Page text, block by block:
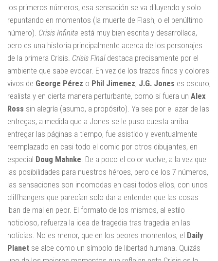
los primeros números, esa sensación se va diluyendo y solo
repuntando en momentos (la muerte de Flash, o el penúltimo
número). Crisis Infinita está muy bien escrita y desarrollada,
pero es una historia principalmente acerca de los personajes
de la primera Crisis. Crisis Finaldestaca precisamente por el
ambiente que sabe evocar. En vez de los trazos finos y colores
vivos de George Pérez o Phil Jimenez, J.G. Jones es oscuro,
realista y en cierta manera perturbante, como si fuera un Alex
Ross sin alegría (asumo, a propósito). Ya sea por el azar de las
entregas, a medida que a Jones se le puso cuesta arriba
entregar las páginas a tiempo, fue asistido y eventualmente
reemplazado en casi todo el comic por otros dibujantes, en
especial Doug Mahnke . De a poco el color vuelve, a la vez que
las posibilidades para nuestros héroes, pero de los 7 números,
las sensaciones son incomodas en casi todos ellos, con unos
cliffhangers que parecían solo dar a entender que las cosas
iban de mal en peor. El formato de los mismos, al estilo
noticioso, refuerza la idea de tragedia tras tragedia en las
noticias. No es menor, que en los peores momentos, el Daily
Planet se alce como un símbolo de libertad humana. Quizás